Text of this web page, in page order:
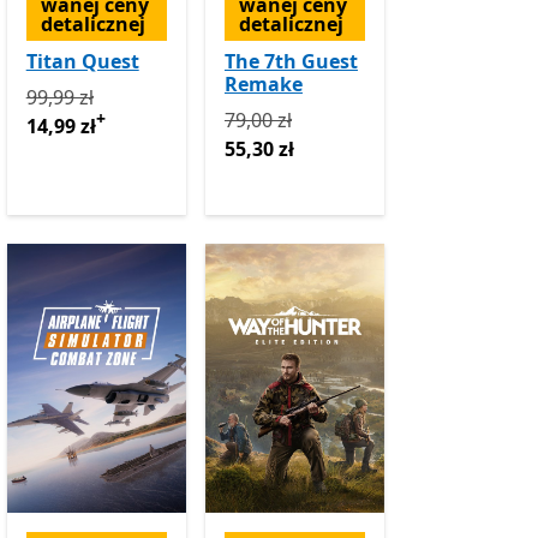
34,99 zł
detalicznej
Titan Quest
Pierwotnie 99,99 zł teraz 14,99 zł
99,99 zł
14,99 zł+
detalicznej
The 7th Guest
Remake
Pierwotnie 79,00 zł teraz 55,30 zł
79,00 zł
55,30 zł